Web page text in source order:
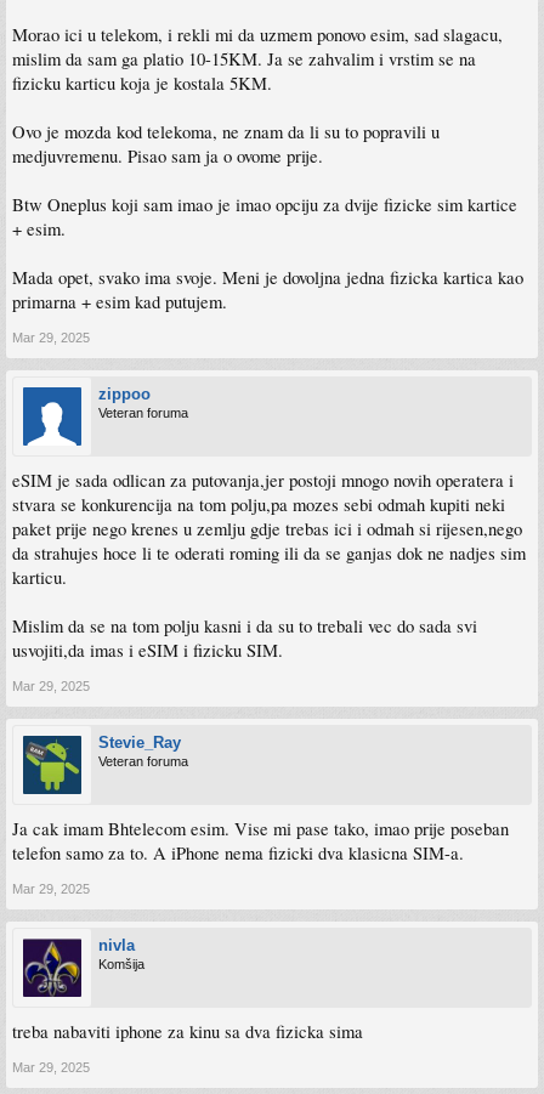
Morao ici u telekom, i rekli mi da uzmem ponovo esim, sad slagacu,
mislim da sam ga platio 10-15KM. Ja se zahvalim i vrstim se na
fizicku karticu koja je kostala 5KM.
Ovo je mozda kod telekoma, ne znam da li su to popravili u
medjuvremenu. Pisao sam ja o ovome prije.
Btw Oneplus koji sam imao je imao opciju za dvije fizicke sim kartice
+ esim.
Mada opet, svako ima svoje. Meni je dovoljna jedna fizicka kartica kao
primarna + esim kad putujem.
Mar 29, 2025
zippoo
Veteran foruma
eSIM je sada odlican za putovanja,jer postoji mnogo novih operatera i
stvara se konkurencija na tom polju,pa mozes sebi odmah kupiti neki
paket prije nego krenes u zemlju gdje trebas ici i odmah si rijesen,nego
da strahujes hoce li te oderati roming ili da se ganjas dok ne nadjes sim
karticu.
Mislim da se na tom polju kasni i da su to trebali vec do sada svi
usvojiti,da imas i eSIM i fizicku SIM.
Mar 29, 2025
Stevie_Ray
Veteran foruma
Ja cak imam Bhtelecom esim. Vise mi pase tako, imao prije poseban
telefon samo za to. A iPhone nema fizicki dva klasicna SIM-a.
Mar 29, 2025
nivla
Komšija
treba nabaviti iphone za kinu sa dva fizicka sima
Mar 29, 2025